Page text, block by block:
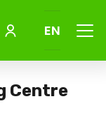
EN Menu
Centre